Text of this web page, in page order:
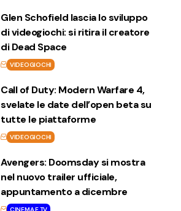
Glen Schofield lascia lo sviluppo
di videogiochi: si ritira il creatore
di Dead Space
VIDEOGIOCHI
Call of Duty: Modern Warfare 4,
svelate le date dell’open beta su
tutte le piattaforme
VIDEOGIOCHI
Avengers: Doomsday si mostra
nel nuovo trailer ufficiale,
appuntamento a dicembre
CINEMA E TV